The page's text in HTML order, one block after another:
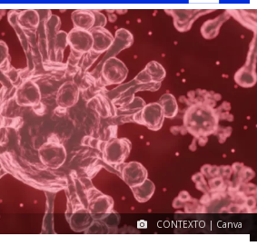
CONTEXTO | Canva